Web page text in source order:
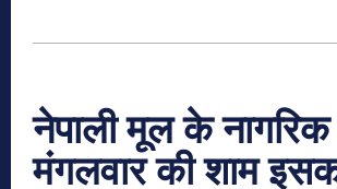
नेपाली मूल के
मंगलवार की शाम इसका